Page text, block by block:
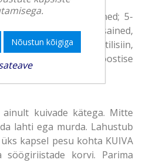
pindaktiivsed ained; 5-
pleegitusained,
ensüümid (subtilisiin,
Lisateave koostise
ainult kuivade kätega. Mitte
lahti ega murda. Lahustub
kapsel pesu kohta KUIVA
söögiriistade korvi. Parima
Nõustun kõigiga